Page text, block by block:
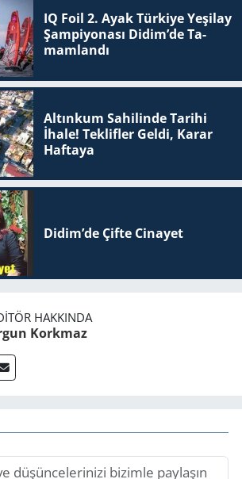
IQ Foil 2. Ayak Tür­ki­ye Ye­şi­lay
Şam­pi­yo­na­sı Didim’de Ta­
mam­lan­dı
Altınkum Sahilinde Tarihi
İhale! Teklifler Geldi, Karar
Haftaya
Didim’de Çifte Ci­na­yet
HAKKINDA
Korkmaz